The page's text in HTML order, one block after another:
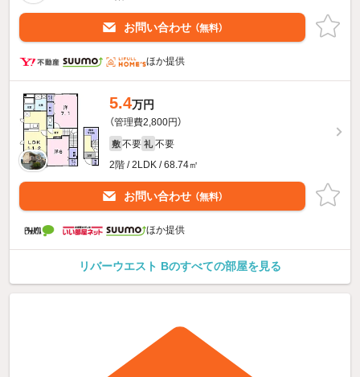
お問い合わせ （無料）
ほか提供
5.4万円
（管理費2,800円）
敷 不要 礼 不要
2階 / 2LDK / 68.74㎡
お問い合わせ （無料）
ほか提供
リバーウエスト Bのすべての部屋を見る